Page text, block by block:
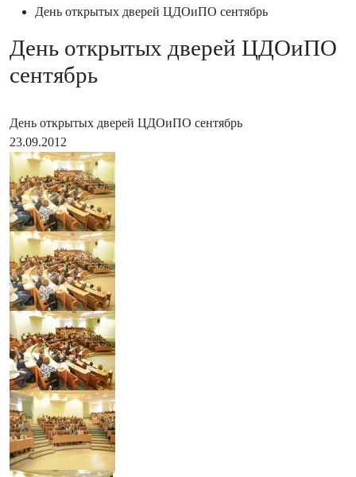
День открытых дверей ЦДОиПО сентябрь
День открытых дверей ЦДОиПО
сентябрь
День открытых дверей ЦДОиПО сентябрь
23.09.2012